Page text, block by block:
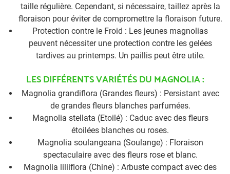
taille régulière. Cependant, si nécessaire, taillez après la
floraison pour éviter de compromettre la floraison future.
Protection contre le Froid : Les jeunes magnolias
peuvent nécessiter une protection contre les gelées
tardives au printemps. Un paillis peut être utile.
LES DIFFÉRENTS VARIÉTÉS DU MAGNOLIA :
Magnolia grandiflora (Grandes fleurs) : Persistant avec
de grandes fleurs blanches parfumées.
Magnolia stellata (Etoilé) : Caduc avec des fleurs
étoilées blanches ou roses.
Magnolia soulangeana (Soulange) : Floraison
spectaculaire avec des fleurs rose et blanc.
Magnolia liliiflora (Chine) : Arbuste compact avec des